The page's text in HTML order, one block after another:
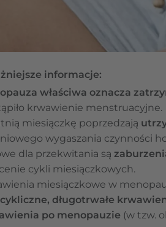
informacje:
właściwa oznacza
krwawienie menstruacyjne.
miesiączkę poprzedzają
wygaszania czynności
dla przekwitania są
cykli miesiączkowych.
miesiączkowe w
długotrwałe
po menopauzie (w tzw.